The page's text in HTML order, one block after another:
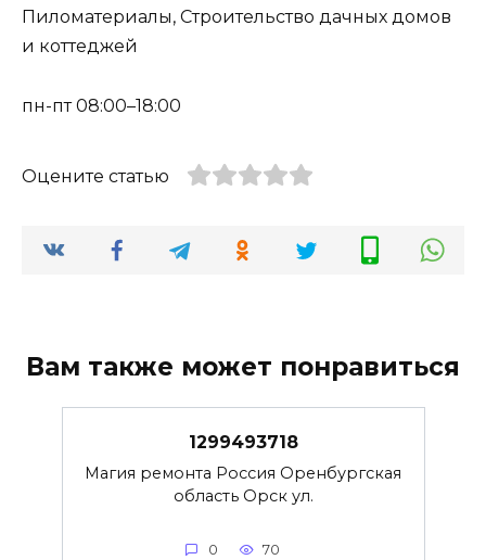
Пиломатериалы, Строительство дачных домов
и коттеджей
пн-пт 08:00–18:00
Оцените статью
Вам также может понравиться
1299493718
Магия ремонта Россия Оренбургская
область Орск ул.
0 70